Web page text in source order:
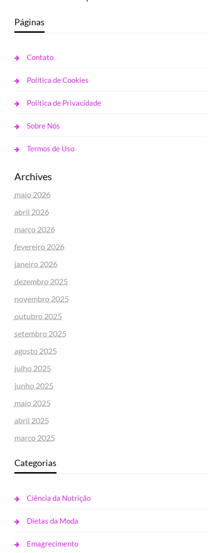
Páginas
Contato
Política de Cookies
Política de Privacidade
Sobre Nós
Termos de Uso
Archives
maio 2026
abril 2026
março 2026
fevereiro 2026
janeiro 2026
dezembro 2025
novembro 2025
outubro 2025
setembro 2025
agosto 2025
julho 2025
junho 2025
maio 2025
abril 2025
março 2025
Categorias
Ciência da Nutrição
Dietas da Moda
Emagrecimento